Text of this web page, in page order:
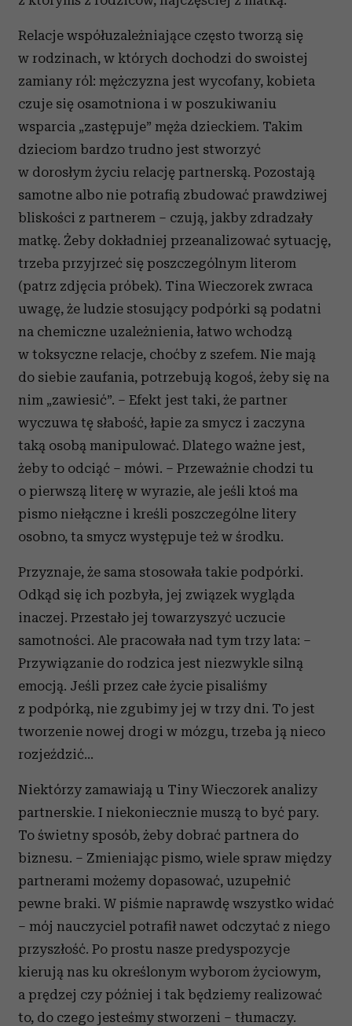
Relacje współuzależniające często tworzą się
w rodzinach, w których dochodzi do swoistej
zamiany ról: mężczyzna jest wycofany, kobieta
czuje się osamotniona i w poszukiwaniu
wsparcia „zastępuje” męża dzieckiem. Takim
dzieciom bardzo trudno jest stworzyć
w dorosłym życiu relację partnerską. Pozostają
samotne albo nie potrafią zbudować prawdziwej
bliskości z partnerem – czują, jakby zdradzały
matkę. Żeby dokładniej przeanalizować sytuację,
trzeba przyjrzeć się poszczególnym literom
(patrz zdjęcia próbek). Tina Wieczorek zwraca
uwagę, że ludzie stosujący podpórki są podatni
na chemiczne uzależnienia, łatwo wchodzą
w toksyczne relacje, choćby z szefem. Nie mają
do siebie zaufania, potrzebują kogoś, żeby się na
nim „zawiesić”. – Efekt jest taki, że partner
wyczuwa tę słabość, łapie za smycz i zaczyna
taką osobą manipulować. Dlatego ważne jest,
żeby to odciąć – mówi. – Przeważnie chodzi tu
o pierwszą literę w wyrazie, ale jeśli ktoś ma
pismo niełączne i kreśli poszczególne litery
osobno, ta smycz występuje też w środku.
Przyznaje, że sama stosowała takie podpórki.
Odkąd się ich pozbyła, jej związek wygląda
inaczej. Przestało jej towarzyszyć uczucie
samotności. Ale pracowała nad tym trzy lata: –
Przywiązanie do rodzica jest niezwykle silną
emocją. Jeśli przez całe życie pisaliśmy
z podpórką, nie zgubimy jej w trzy dni. To jest
tworzenie nowej drogi w mózgu, trzeba ją nieco
rozjeździć...
Niektórzy zamawiają u Tiny Wieczorek analizy
partnerskie. I niekoniecznie muszą to być pary.
To świetny sposób, żeby dobrać partnera do
biznesu. – Zmieniając pismo, wiele spraw między
partnerami możemy dopasować, uzupełnić
pewne braki. W piśmie naprawdę wszystko widać
– mój nauczyciel potrafił nawet odczytać z niego
przyszłość. Po prostu nasze predyspozycje
kierują nas ku określonym wyborom życiowym,
a prędzej czy później i tak będziemy realizować
to, do czego jesteśmy stworzeni – tłumaczy.